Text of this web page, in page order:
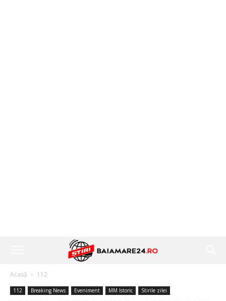
Acasă 112
112 Breaking News Eveniment MM Istoric Stirile zilei